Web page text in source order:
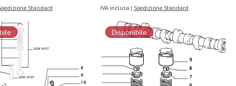
Standard IVA inclusa | Spedizione Standard
Disponibile